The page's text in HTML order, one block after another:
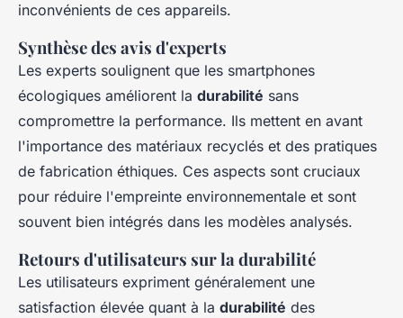
inconvénients de ces appareils.
Synthèse des avis d'experts
Les experts soulignent que les smartphones
écologiques améliorent la durabilité sans
compromettre la performance. Ils mettent en avant
l'importance des matériaux recyclés et des pratiques
de fabrication éthiques. Ces aspects sont cruciaux
pour réduire l'empreinte environnementale et sont
souvent bien intégrés dans les modèles analysés.
Retours d'utilisateurs sur la durabilité
Les utilisateurs expriment généralement une
satisfaction élevée quant à la durabilité des